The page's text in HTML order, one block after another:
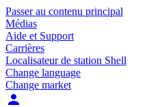
Passer au contenu principal
Médias
Aide et Support
Carrières
Localisateur de station Shell
Change language
Change market